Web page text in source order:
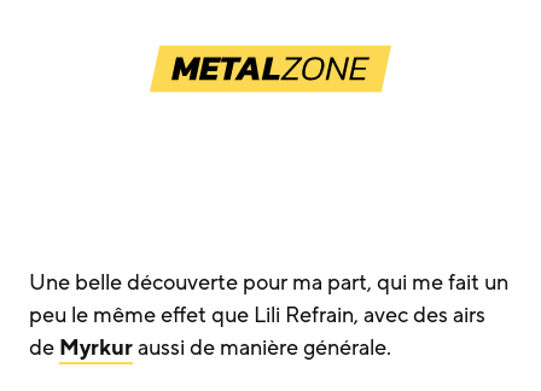
Une belle découverte pour ma part, qui me fait un
peu le même effet que Lili Refrain, avec des airs
de Myrkuraussi de manière générale.